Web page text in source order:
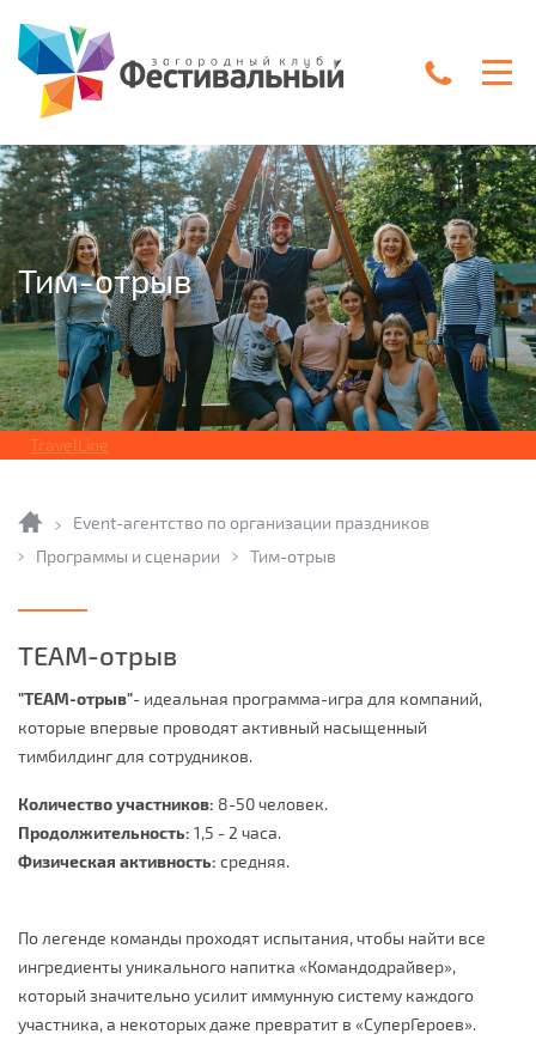
Тим-отрыв
TravelLine
ГлавнаяEvent-агентство по организации праздников
Программы и сценарии
Тим-отрыв
TEAM-отрыв
"TEAM-отрыв"- идеальная программа-игра для компаний,
которые впервые проводят активный насыщенный
тимбилдинг для сотрудников.
Количество участников: 8-50 человек.
Продолжительность: 1,5 - 2 часа.
Физическая активность: средняя.
По легенде команды проходят испытания, чтобы найти все
ингредиенты уникального напитка «Командодрайвер»,
который значительно усилит иммунную систему каждого
участника, а некоторых даже превратит в «СуперГероев».